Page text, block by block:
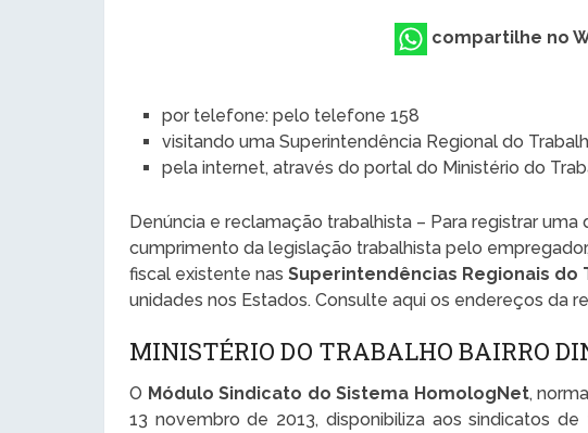
compartilhe no
por telefone: pelo telefone 158
visitando uma Superintendência Regional do
pela internet, através do portal do Ministério do
Denúncia e reclamação trabalhista – Para registrar
cumprimento da legislação trabalhista pelo
fiscal existente nasSuperintendências Regionais do
unidades nos Estados. Consulte aqui os endereços da
MINISTÉRIO DO TRABALHO BAIRRO
O Módulo Sindicato do Sistema HomologNet,
13 novembro de 2013, disponibiliza aos sindicatos